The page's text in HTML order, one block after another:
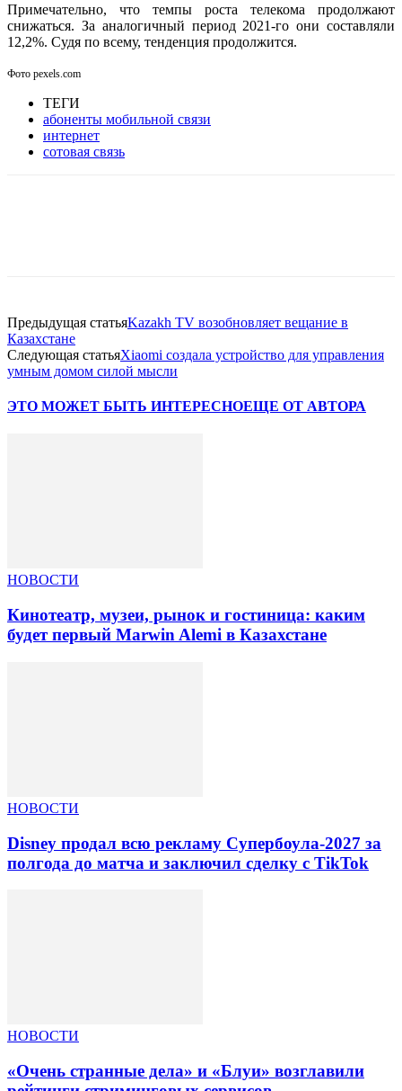
Примечательно, что темпы роста телекома продолжают
снижаться. За аналогичный период 2021-го они составляли
12,2%. Судя по всему, тенденция продолжится.
Фото pexels.com
ТЕГИ
абоненты мобильной связи
интернет
сотовая связь
Предыдущая статьяKazakh TV возобновляет вещание в
Казахстане
Следующая статьяXiaomi создала устройство для управления
умным домом силой мысли
ЭТО МОЖЕТ БЫТЬ ИНТЕРЕСНОЕЩЕ ОТ АВТОРА
НОВОСТИ
Кинотеатр, музеи, рынок и гостиница: каким
будет первый Marwin Alemi в Казахстане
НОВОСТИ
Disney продал всю рекламу Супербоула-2027 за
полгода до матча и заключил сделку с TikTok
НОВОСТИ
«Очень странные дела» и «Блуи» возглавили